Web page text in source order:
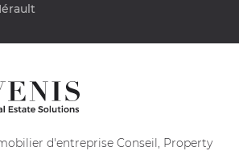
d'entreprise Conseil, Property